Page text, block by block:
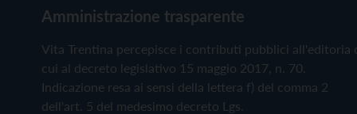
Amministrazione trasparente
Vita Trentina percepisce i contributi pubblici all'editoria
cui al decreto legislativo 15 maggio 2017, n. 70.
Indicazione resa ai sensi della lettera f) del comma 2
dell'art. 5 del medesimo decreto Lgs.